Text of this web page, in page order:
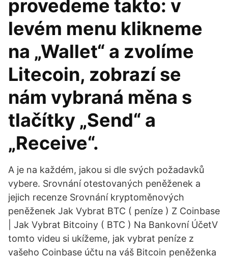
provedeme takto: v
levém menu klikneme
na „Wallet“ a zvolíme
Litecoin, zobrazí se
nám vybraná měna s
tlačítky „Send“ a
„Receive“.
A je na každém, jakou si dle svých požadavků
vybere. Srovnání otestovaných peněženek a
jejich recenze Srovnání kryptoměnových
peněženek Jak Vybrat BTC ( peníze ) Z Coinbase
| Jak Vybrat Bitcoiny ( BTC ) Na Bankovní ÚčetV
tomto videu si ukížeme, jak vybrat peníze z
vašeho Coinbase účtu na váš Bitcoin peněženka